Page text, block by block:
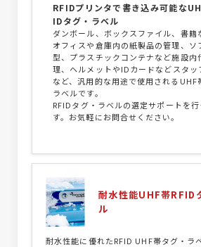
RFIDプリンタで書き込み可能な
IDタグ・ラベル
ダンボール、ボックスファイル、書籍
オフィスや倉庫内の紙製品の管理、ソ
型、プラスチックコンテナなど施設内
理、ヘルメットやIDカードなどスタッ
など、汎用的な用途で使用されるUHF
ラベルです。
RFIDタグ・ラベルの選定サポートを行
す。お気軽にお問合せください。
耐水性能UHF帯RFID
ル
耐水性能に優れたRFID UHF帯タグ・ラ